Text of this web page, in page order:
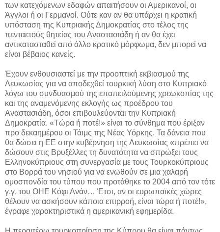
των κατεχόμενων εδαφών απαιτήσουν οι Αμερικανοί, οι
Άγγλοι ή οι Γερμανοί. Ούτε καν αν θα υπάρχει η κρατική
υπόσταση της Κυπριακής Δημοκρατίας στο τέλος της
πενταετούς θητείας του Αναστασιάδη ή αν θα έχει
αντικατασταθεί από άλλο κρατικό μόρφωμα, δεν μπορεί να
είναι βέβαιος κανείς.
Έχουν ενθουσιαστεί με την προοπτική εκβιασμού της
Λευκωσίας για να αποδεχθεί τουρκική λύση στο Κυπριακό
λόγω του συνδυασμού της επαπειλούμενης χρεωκοπίας της
και της αναμενόμενης εκλογής ως προέδρου του
Αναστασιάδη, όσοι επιβουλεύονται την Κυπριακή
Δημοκρατία. «Τώρα ή ποτέ!» είναι το σύνθημα που έριξαν
προ δεκαημέρου οι Τάιμς της Νέας Υόρκης. Τα δάνεια που
θα δώσει η ΕΕ στην κυβέρνηση της Λευκωσίας «πρέπει να
δώσουν στις Βρυξέλλες τη δυνατότητα να σπρώξει τους
Ελληνοκύπριους στη συνεργασία με τους Τουρκοκύπριους
στο Βορρά του νησιού για να ενωθούν σε μια χαλαρή
ομοσπονδία του τύπου που προτάθηκε το 2004 από τον τότε
γ.γ. του ΟΗΕ Κόφι Ανάν… Έτσι, αν οι ευρωπαϊκές χώρες
θέλουν να ασκήσουν κάποια επιρροή, είναι τώρα ή ποτέ!»,
έγραφε χαρακτηριστικά η αμερικανική εφημερίδα.